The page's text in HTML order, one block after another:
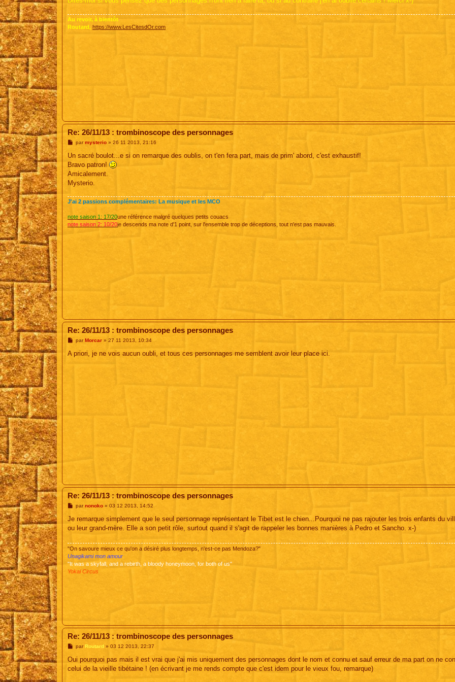
Au revoir, à bientôt
Routard, https://www.LesCitesdOr.com
Re: 26/11/13 : trombinoscope des personnages
M
s
a
g
parmysterio» 26 11 2013, 21:16
Un sacré boulot...e si on remarque des oublis, on t'en fera part, mais de prim' abord, c'est exhaustif!
Bravo patron!
Amicalement.
Mysterio.
J'ai 2 passions complémentaires: La musique et les MCO
note saison 1: 17/20une référence malgré quelques petits couacs
note saison 2: 10/20je descends ma note d'1 point, sur l'ensemble trop de déceptions, tout n'est pas mauvais.
Re: 26/11/13 : trombinoscope des personnages
M
s
s
parMorcar» 27 11 2013, 10:34
A priori, je ne vois aucun oubli, et tous ces personnages me semblent avoir leur place ici.
Re: 26/11/13 : trombinoscope des personnages
M
s
a
parnonoko» 03 12 2013, 14:52
Je remarque simplement que le seul personnage représentant le Tibet est le chien...Pourquoi ne pas rajouter les trois enfants du
ou leur grand-mère. Elle a son petit rôle, surtout quand il s'agit de rappeler les bonnes manières à Pedro et Sancho. x-)
"On savoure mieux ce qu'on a désiré plus longtemps, n'est-ce pas Mendoza?"
Unagikami mon amour
"It was a skyfall, and a rebirth, a bloody honeymoon, for both of us"
Yokai Circus
Re: 26/11/13 : trombinoscope des personnages
M
s
a
parRoutard» 03 12 2013, 22:37
Oui pourquoi pas mais il est vrai que j'ai mis uniquement des personnages dont le nom et connu et sauf erreur de ma part on ne
celui de la vieille tibétaine ! (en écrivant je me rends compte que c'est idem pour le vieux fou, remarque)